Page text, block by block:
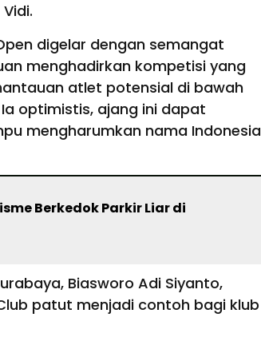
digelar dengan semangat
menghadirkan kompetisi yang
atlet potensial di bawah
optimistis, ajang ini dapat
mengharumkan nama Indonesia
Berkedok Parkir Liar di
Biasworo Adi Siyanto,
patut menjadi contoh bagi klub